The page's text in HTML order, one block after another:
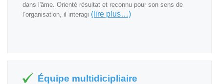
dans l'âme. Orienté résultat et reconnu pour son sens de
l’organisation, il interagi (lire plus…)
Équipe multidicipliaire